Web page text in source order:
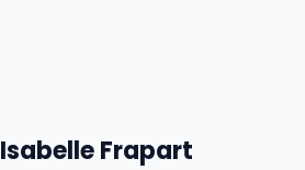
Isabelle Frapart